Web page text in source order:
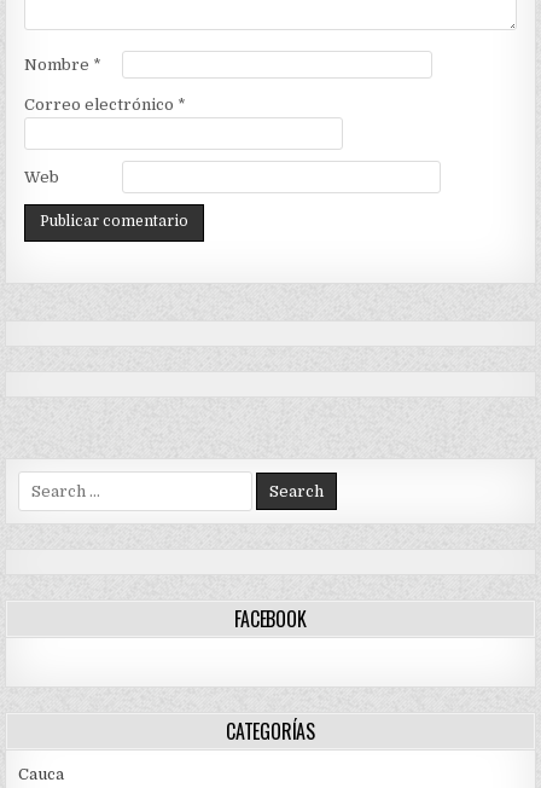
Nombre *
Correo electrónico *
Web
Search
for:
FACEBOOK
CATEGORÍAS
Cauca